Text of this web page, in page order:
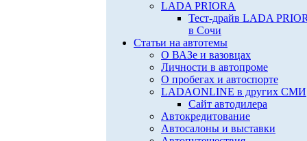
LADA PRIORA
Тест-драйв LADA
в Сочи
Статьи на автотемы
О ВАЗе и вазовцах
Личности в автопроме
О пробегах и автоспорте
LADAONLINE в других СМИ
Сайт автодилера
Автокредитование
Автосалоны и выставки